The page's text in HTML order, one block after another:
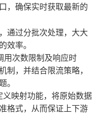
，确保实时获取最新的
通过分批次处理，大大
效率。
用次数限制及响应时
制，并结合限流策略，
。
义映射功能，将原始数据
格式，从而保证上下游